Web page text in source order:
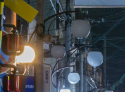
下町START UP 週刊下町日和